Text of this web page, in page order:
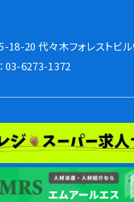
18-20 代々木フォレストビ
03-6273-1372